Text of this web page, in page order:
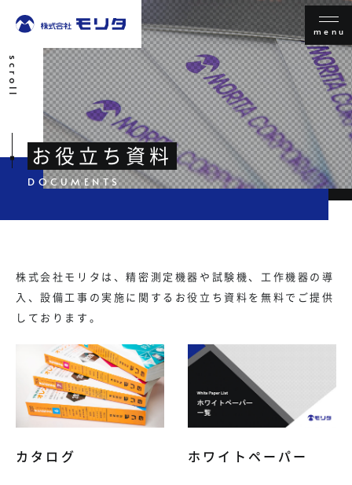
scroll
menu
お役立ち資料
株式会社モリタは、精密測定機器や試験機、工作機器の導
入、設備工事の実施に関するお役立ち資料を無料でご提供
しております。
カタログ ホワイトペーパー